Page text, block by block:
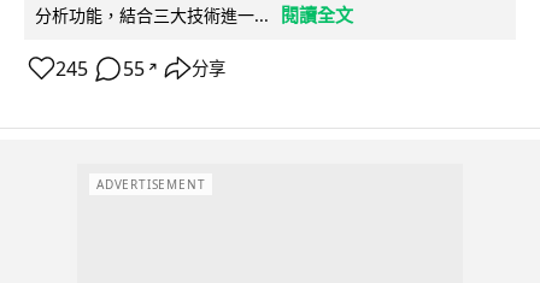
分析功能，結合三大技術進一...
閱讀全文
245 55 ↗ 分享
ADVERTISEMENT